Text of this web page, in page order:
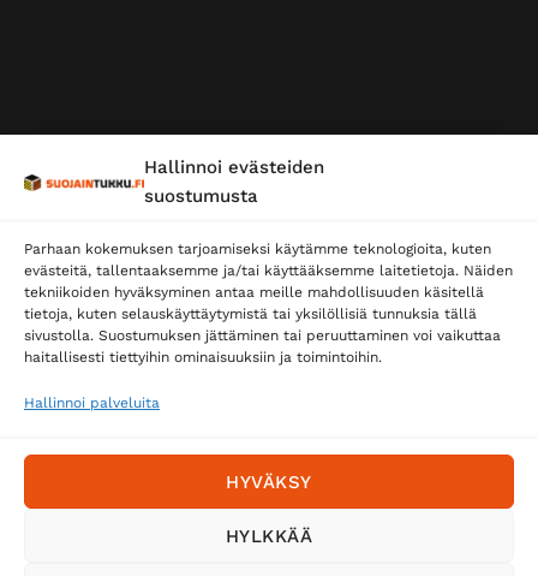
Hallinnoi evästeiden
suostumusta
Parhaan kokemuksen tarjoamiseksi käytämme teknologioita, kuten
evästeitä, tallentaaksemme ja/tai käyttääksemme laitetietoja. Näiden
tekniikoiden hyväksyminen antaa meille mahdollisuuden käsitellä
tietoja, kuten selauskäyttäytymistä tai yksilöllisiä tunnuksia tällä
sivustolla. Suostumuksen jättäminen tai peruuttaminen voi vaikuttaa
haitallisesti tiettyihin ominaisuuksiin ja toimintoihin.
Hallinnoi palveluita
HYVÄKSY
HYLKKÄÄ